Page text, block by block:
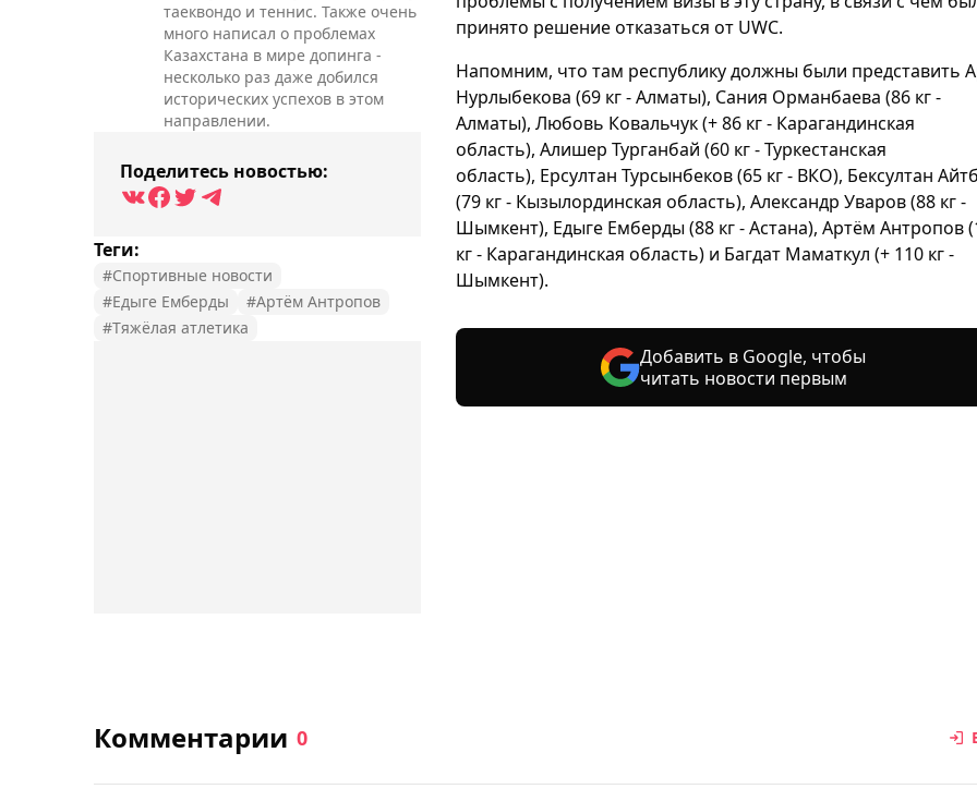
таеквондо и теннис. Также очень
много написал о проблемах
Казахстана в мире допинга -
несколько раз даже добился
исторических успехов в этом
направлении.
Поделитесь новостью:
Теги:
#Спортивные новости
#Едыге Емберды
#Артём Антропов
#Тяжёлая атлетика
принято решение отказаться от UWC.
Напомним, что там республику должны были представить
Нурлыбекова (69 кг - Алматы), Сания Орманбаева (86 кг -
Алматы), Любовь Ковальчук (+ 86 кг - Карагандинская
область), Алишер Турганбай (60 кг - Туркестанская
область), Ерсултан Турсынбеков (65 кг - ВКО), Бексултан
(79 кг - Кызылординская область), Александр Уваров (88 кг -
Шымкент), Едыге Емберды (88 кг - Астана), Артём Антропов
кг - Карагандинская область) и Багдат Маматкул (+ 110 кг -
Шымкент).
Добавить в Google, чтобы
читать новости первым
Комментарии 0